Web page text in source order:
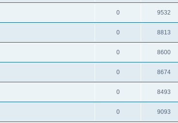
0 9532
0 8813
0 8600
0 8674
0 8493
0 9093